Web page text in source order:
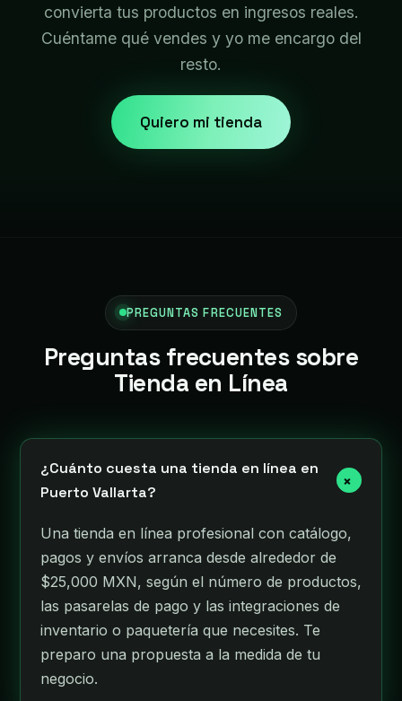
convierta tus productos en ingresos reales.
Cuéntame qué vendes y yo me encargo del
resto.
Quiero mi tienda
PREGUNTAS FRECUENTES
Preguntas frecuentes sobre
Tienda en Línea
¿Cuánto cuesta una tienda en línea en
Puerto Vallarta?
+
Una tienda en línea profesional con catálogo,
pagos y envíos arranca desde alrededor de
$25,000 MXN, según el número de productos,
las pasarelas de pago y las integraciones de
inventario o paquetería que necesites. Te
preparo una propuesta a la medida de tu
negocio.